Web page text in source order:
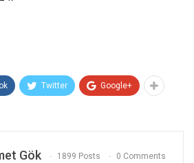
Twitter Google+
Gök 1899 Posts 0 Comments